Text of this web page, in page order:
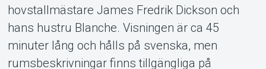
hovstallmästare James Fredrik Dickson och
hans hustru Blanche. Visningen är ca 45
minuter lång och hålls på svenska, men
rumsbeskrivningar finns tillgängliga på